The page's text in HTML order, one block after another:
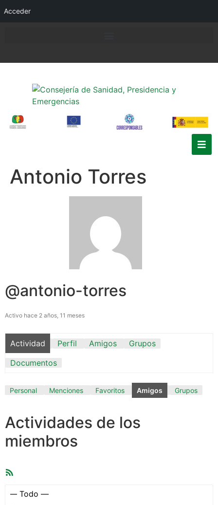
Acceder
Antonio Torres
@antonio-torres
Activo hace 2 años, 11 meses
Actividad Perfil Amigos
Grupos
Documentos
Personal Menciones Favoritos Amigos Grupos
Actividades de los
miembros
Mostrar: